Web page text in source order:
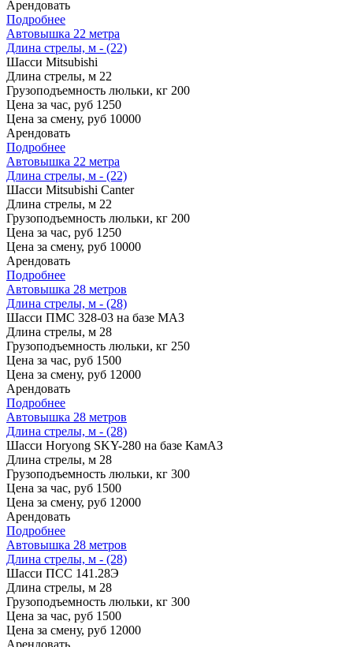
Арендовать
Подробнее
Автовышка 22 метра
Длина стрелы, м - (22)
Шасси Mitsubishi
Длина стрелы, м 22
Грузоподъемность люльки, кг 200
Цена за час, руб 1250
Цена за смену, руб 10000
Арендовать
Подробнее
Автовышка 22 метра
Длина стрелы, м - (22)
Шасси Mitsubishi Canter
Длина стрелы, м 22
Грузоподъемность люльки, кг 200
Цена за час, руб 1250
Цена за смену, руб 10000
Арендовать
Подробнее
Автовышка 28 метров
Длина стрелы, м - (28)
Шасси ПМС 328-03 на базе МАЗ
Длина стрелы, м 28
Грузоподъемность люльки, кг 250
Цена за час, руб 1500
Цена за смену, руб 12000
Арендовать
Подробнее
Автовышка 28 метров
Длина стрелы, м - (28)
Шасси Horyong SKY-280 на базе КамАЗ
Длина стрелы, м 28
Грузоподъемность люльки, кг 300
Цена за час, руб 1500
Цена за смену, руб 12000
Арендовать
Подробнее
Автовышка 28 метров
Длина стрелы, м - (28)
Шасси ПСС 141.28Э
Длина стрелы, м 28
Грузоподъемность люльки, кг 300
Цена за час, руб 1500
Цена за смену, руб 12000
Арендовать